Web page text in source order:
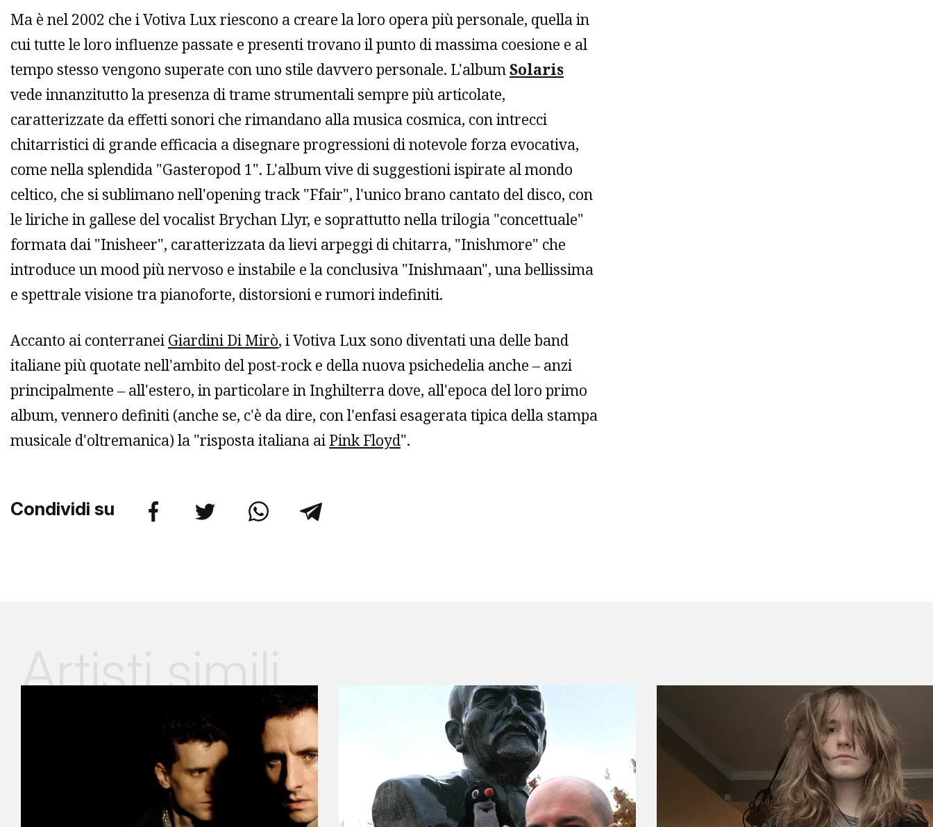
Ma è nel 2002 che i Votiva Lux riescono a creare la loro opera più personale, quella in
cui tutte le loro influenze passate e presenti trovano il punto di massima coesione e al
tempo stesso vengono superate con uno stile davvero personale. L'albumSolaris
vede innanzitutto la presenza di trame strumentali sempre più articolate,
caratterizzate da effetti sonori che rimandano alla musica cosmica, con intrecci
chitarristici di grande efficacia a disegnare progressioni di notevole forza evocativa,
come nella splendida "Gasteropod 1". L'album vive di suggestioni ispirate al mondo
celtico, che si sublimano nell'opening track "Ffair", l'unico brano cantato del disco, con
le liriche in gallese del vocalist Brychan Llyr, e soprattutto nella trilogia "concettuale"
formata dai "Inisheer", caratterizzata da lievi arpeggi di chitarra, "Inishmore" che
introduce un mood più nervoso e instabile e la conclusiva "Inishmaan", una bellissima
e spettrale visione tra pianoforte, distorsioni e rumori indefiniti.
Accanto ai conterranei Giardini Di Mirò, i Votiva Lux sono diventati una delle band
italiane più quotate nell'ambito del post-rock e della nuova psichedelia anche – anzi
principalmente – all'estero, in particolare in Inghilterra dove, all'epoca del loro primo
album, vennero definiti (anche se, c'è da dire, con l'enfasi esagerata tipica della stampa
musicale d'oltremanica) la "risposta italiana ai Pink Floyd".
Condividi su
Artisti simili